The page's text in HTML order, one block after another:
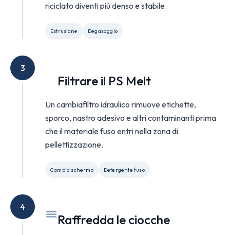
riciclato diventi più denso e stabile.
Estrusione Degasaggio
3
Filtrare il PS Melt
Un cambiafiltro idraulico rimuove etichette,
sporco, nastro adesivo e altri contaminanti prima
che il materiale fuso entri nella zona di
pellettizzazione.
Cambia schermo Detergente fuso
4
Raffredda le ciocche